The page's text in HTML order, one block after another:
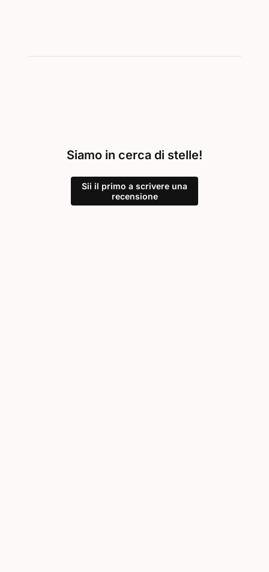
Siamo in cerca di stelle!
Sii il primo a scrivere una
recensione